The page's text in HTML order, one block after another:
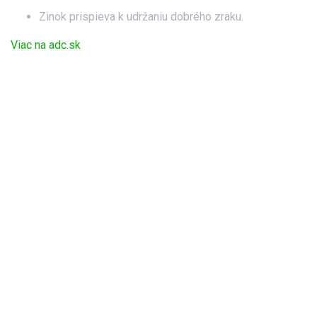
Zinok prispieva k udržaniu dobrého zraku.
Viac na adc.sk